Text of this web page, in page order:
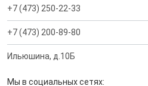
+7 (473) 250-22-33
+7 (473) 200-89-80
Ильюшина, д.10Б
Мы в социальных сетях: